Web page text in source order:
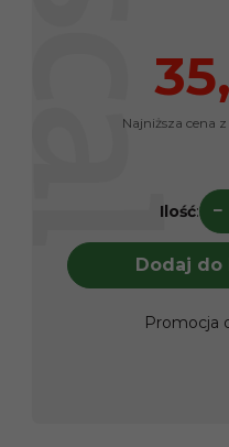
Najniższa cena
Ilość: −
Dodaj do
Promocja